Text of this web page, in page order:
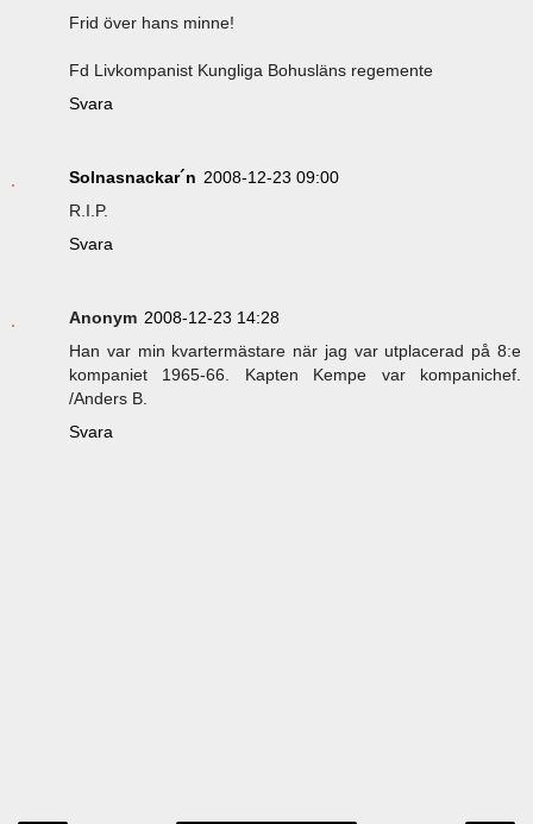
Frid över hans minne!
Fd Livkompanist Kungliga Bohusläns regemente
Svara
Solnasnackar´n 2008-12-23 09:00
R.I.P.
Svara
Anonym 2008-12-23 14:28
Han var min kvartermästare när jag var utplacerad på 8:e
kompaniet 1965-66. Kapten Kempe var kompanichef.
/Anders B.
Svara